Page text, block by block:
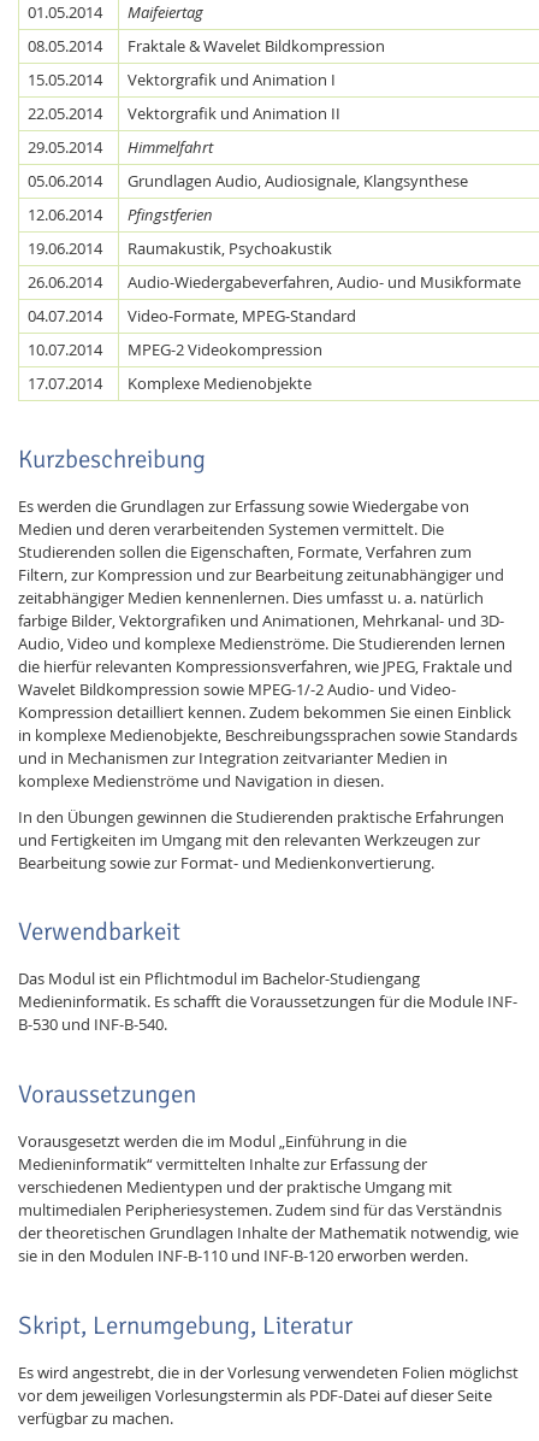
Lab Dresden
01.05.2014
Maifeiertag
08.05.2014
Fraktale & Wavelet Bildkompression
15.05.2014
Vektorgrafik und Animation I
22.05.2014
Vektorgrafik und Animation II
29.05.2014
Himmelfahrt
05.06.2014
Grundlagen Audio, Audiosignale, Klangsynthese
12.06.2014
Pfingstferien
19.06.2014
Raumakustik, Psychoakustik
26.06.2014
Audio-Wiedergabeverfahren, Audio- und Musikformate
04.07.2014
Video-Formate, MPEG-Standard
10.07.2014
MPEG-2 Videokompression
17.07.2014
Komplexe Medienobjekte
Kurzbeschreibung
Es werden die Grundlagen zur Erfassung sowie Wiedergabe von
Medien und deren verarbeitenden Systemen vermittelt. Die
Studierenden sollen die Eigenschaften, Formate, Verfahren zum
Filtern, zur Kompression und zur Bearbeitung zeitunabhängiger und
zeitabhängiger Medien kennenlernen. Dies umfasst u. a. natürlich
farbige Bilder, Vektorgrafiken und Animationen, Mehrkanal- und 3D-
Audio, Video und komplexe Medienströme. Die Studierenden lernen
die hierfür relevanten Kompressionsverfahren, wie JPEG, Fraktale und
Wavelet Bildkompression sowie MPEG-1/-2 Audio- und Video-
Kompression detailliert kennen. Zudem bekommen Sie einen Einblick
in komplexe Medienobjekte, Beschreibungssprachen sowie Standards
und in Mechanismen zur Integration zeitvarianter Medien in
komplexe Medienströme und Navigation in diesen.
In den Übungen gewinnen die Studierenden praktische Erfahrungen
und Fertigkeiten im Umgang mit den relevanten Werkzeugen zur
Bearbeitung sowie zur Format- und Medienkonvertierung.
Verwendbarkeit
Das Modul ist ein Pflichtmodul im Bachelor-Studiengang
Medieninformatik. Es schafft die Voraussetzungen für die Module INF-
B-530 und INF-B-540.
Voraussetzungen
Vorausgesetzt werden die im Modul „Einführung in die
Medieninformatik“ vermittelten Inhalte zur Erfassung der
verschiedenen Medientypen und der praktische Umgang mit
multimedialen Peripheriesystemen. Zudem sind für das Verständnis
der theoretischen Grundlagen Inhalte der Mathematik notwendig, wie
sie in den Modulen INF-B-110 und INF-B-120 erworben werden.
Skript, Lernumgebung, Literatur
Es wird angestrebt, die in der Vorlesung verwendeten Folien möglichst
vor dem jeweiligen Vorlesungstermin als PDF-Datei auf dieser Seite
verfügbar zu machen.